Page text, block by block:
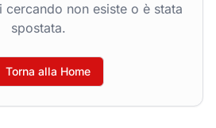
cercando non esiste o è stata
spostata.
Torna alla Home